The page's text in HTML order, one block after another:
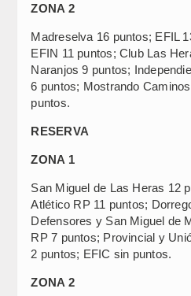
ZONA 2
Madreselva 16 puntos; EFIL
EFIN 11 puntos; Club Las
Naranjos 9 puntos;
6 puntos; Mostrando
puntos.
RESERVA
ZONA 1
San Miguel de Las Heras 12
Atlético RP 11 puntos;
Defensores y San Miguel de
RP 7 puntos; Provincial y
2 puntos; EFIC sin puntos.
ZONA 2